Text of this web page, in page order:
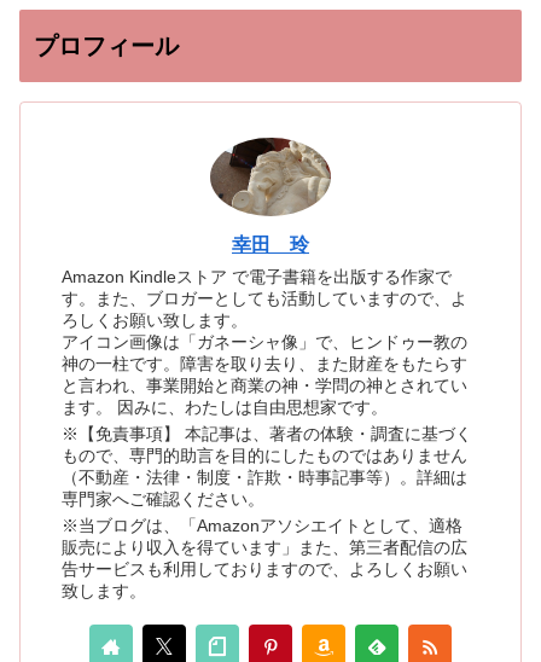
プロフィール
幸田 玲
Amazon Kindleストア で電子書籍を出版する作家で
す。また、ブロガーとしても活動していますので、よ
ろしくお願い致します。
アイコン画像は「ガネーシャ像」で、ヒンドゥー教の
神の一柱です。障害を取り去り、また財産をもたらす
と言われ、事業開始と商業の神・学問の神とされてい
ます。 因みに、わたしは自由思想家です。
※【免責事項】 本記事は、著者の体験・調査に基づく
もので、専門的助言を目的にしたものではありません
（不動産・法律・制度・詐欺・時事記事等）。詳細は
専門家へご確認ください。
※当ブログは、「Amazonアソシエイトとして、適格
販売により収入を得ています」また、第三者配信の広
告サービスも利用しておりますので、よろしくお願い
致します。